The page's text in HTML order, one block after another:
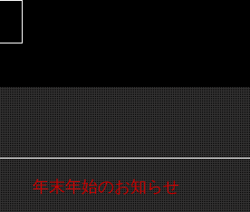
年末年始のお知らせ